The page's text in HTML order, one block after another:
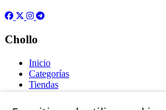
Chollo
Inicio
Categorías
Tiendas
Gratis